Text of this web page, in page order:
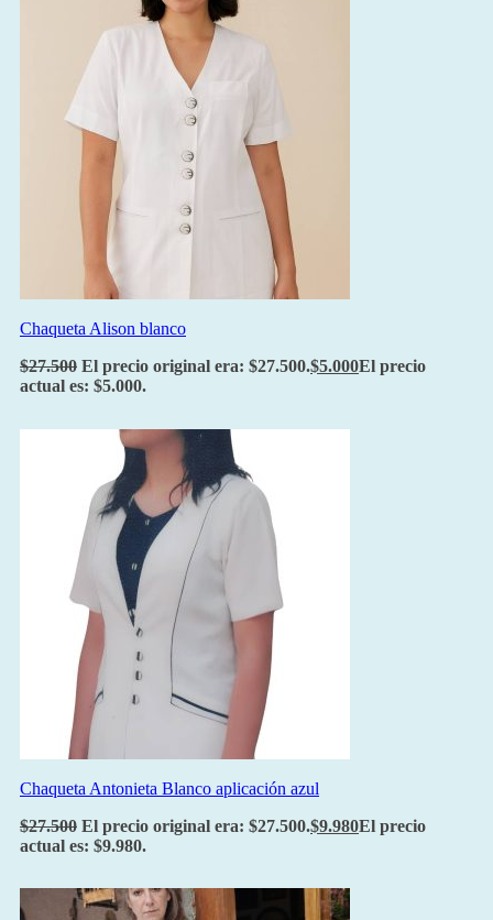
Chaqueta Alison blanco
$27.500 El precio original era: $27.500.$5.000El precio
actual es: $5.000.
Chaqueta Antonieta Blanco aplicación azul
$27.500 El precio original era: $27.500.$9.980El precio
actual es: $9.980.